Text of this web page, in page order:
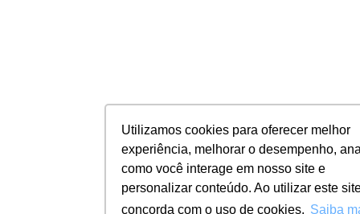
Utilizamos cookies para oferecer melhor
experiência, melhorar o desempenho,
como você interage em nosso site e
personalizar conteúdo. Ao utilizar este
concorda com o uso de cookies. Saiba